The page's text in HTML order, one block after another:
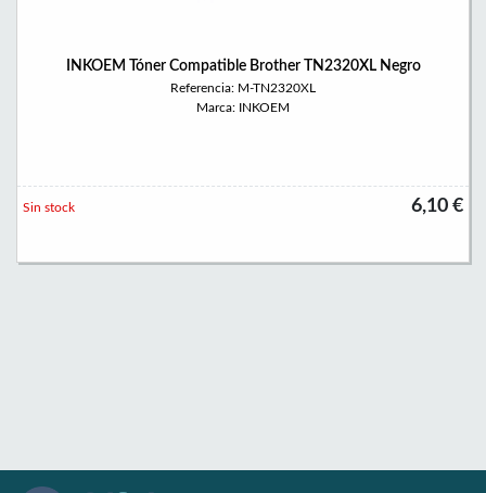
INKOEM Tóner Compatible Brother TN2320XL Negro
Referencia: M-TN2320XL
Marca: INKOEM
6,10 €
Sin stock